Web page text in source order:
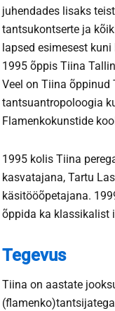
juhendades lisaks
tantsukontserte ja
lapsed esimesest
1995 õppis Tiina
Veel on Tiina
tantsuantropoloogia
Flamenkokunstide
1995 kolis Tiina
kasvatajana, Tartu
käsitööõpetajana.
õppida ka klassikalist
Tegevus
Tiina on aastate